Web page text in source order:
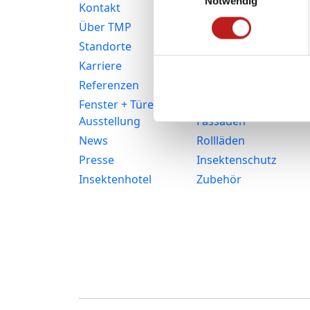
Kontakt
Über TMP
Standorte
Karriere
Referenzen
Fenster + Türen
Ausstellung
News
Presse
Insektenhotel
Fenster
Kunststofffenster
Fassaden
Rollläden
Insektenschutz
Zubehör